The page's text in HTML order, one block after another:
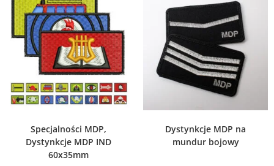
Specjalności MDP,
Dystynkcje MDP IND
60x35mm
Dystynkcje MDP na
mundur bojowy